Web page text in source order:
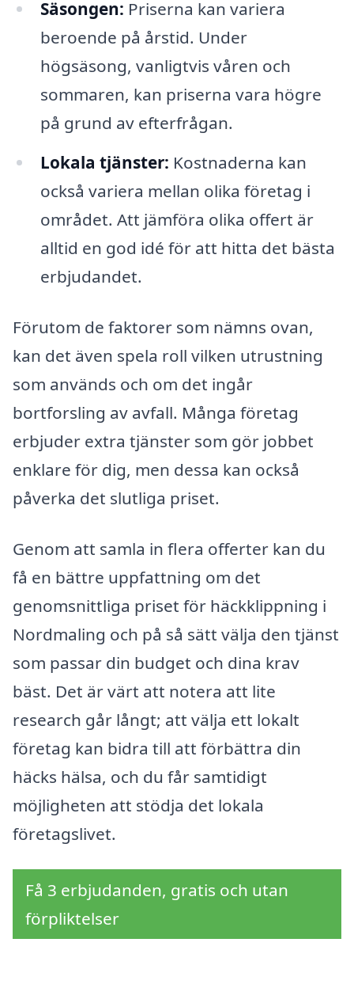
Säsongen: Priserna kan variera
beroende på årstid. Under
högsäsong, vanligtvis våren och
sommaren, kan priserna vara högre
på grund av efterfrågan.
Lokala tjänster: Kostnaderna kan
också variera mellan olika företag i
området. Att jämföra olika offert är
alltid en god idé för att hitta det bästa
erbjudandet.
Förutom de faktorer som nämns ovan,
kan det även spela roll vilken utrustning
som används och om det ingår
bortforsling av avfall. Många företag
erbjuder extra tjänster som gör jobbet
enklare för dig, men dessa kan också
påverka det slutliga priset.
Genom att samla in flera offerter kan du
få en bättre uppfattning om det
genomsnittliga priset för häckklippning i
Nordmaling och på så sätt välja den tjänst
som passar din budget och dina krav
bäst. Det är värt att notera att lite
research går långt; att välja ett lokalt
företag kan bidra till att förbättra din
häcks hälsa, och du får samtidigt
möjligheten att stödja det lokala
företagslivet.
Få 3 erbjudanden, gratis och utan
förpliktelser